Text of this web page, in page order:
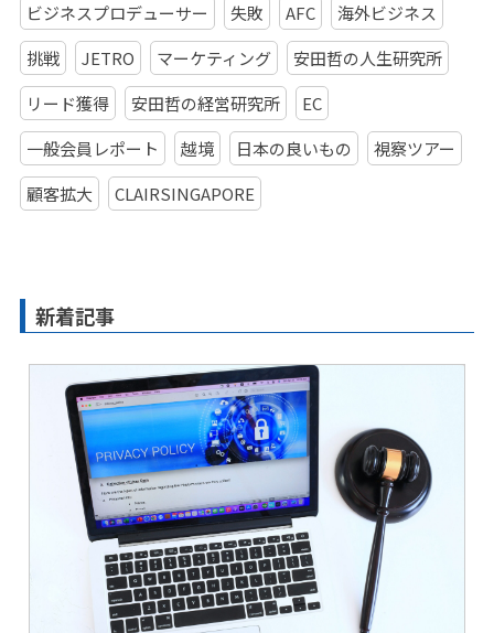
ビジネスプロデューサー
失敗 AFC
海外ビジネス
挑戦
JETRO マーケティング
安田哲の人生研究所
リード獲得
安田哲の経営研究所
EC
一般会員レポート
越境 日本の良いもの
視察ツアー
顧客拡大
CLAIRSINGAPORE
新着記事